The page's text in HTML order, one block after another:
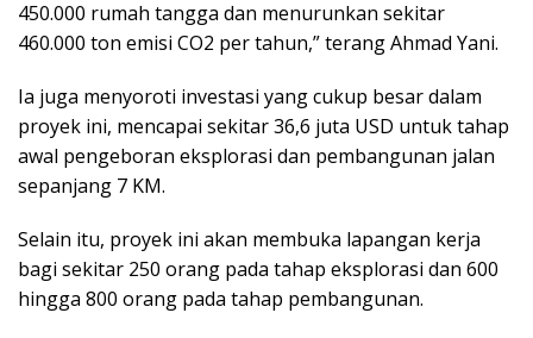
450.000 rumah tangga dan menurunkan sekitar
460.000 ton emisi CO2 per tahun,” terang Ahmad Yani.
Ia juga menyoroti investasi yang cukup besar dalam
proyek ini, mencapai sekitar 36,6 juta USD untuk tahap
awal pengeboran eksplorasi dan pembangunan jalan
sepanjang 7 KM.
Selain itu, proyek ini akan membuka lapangan kerja
bagi sekitar 250 orang pada tahap eksplorasi dan 600
hingga 800 orang pada tahap pembangunan.